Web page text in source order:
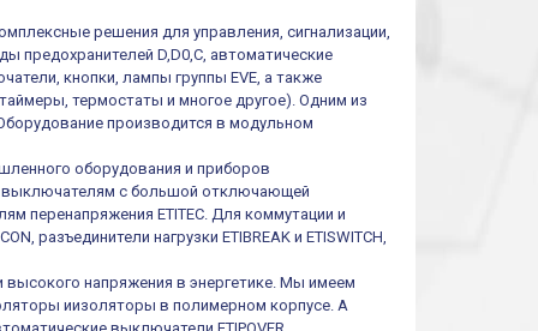
решения для управления, сигнализации,
предохранителей D,D0,C, автоматические
кнопки, лампы группы EVE, а также
термостаты и многое другое). Одним из
производится в модульном
оборудования и приборов
выключателям с большой отключающей
перенапряжения ETITEC. Для коммутации и
разъединители нагрузки ETIBREAK и ETISWITCH,
высокого напряжения в энергетике. Мы имеем
иизоляторы в полимерном корпусе. А